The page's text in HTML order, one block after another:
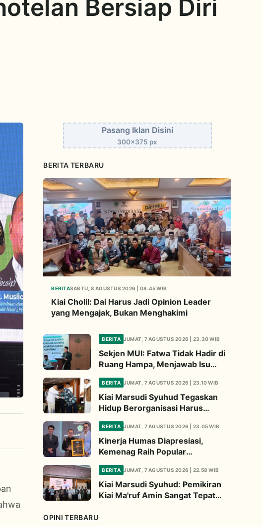
Bersiap Diri
Pasang Iklan Disini
300x375 px
BERITA TERBARU
BERITASABTU, 8 AGUSTUS 2026 | 08.45 WIB
Kiai Cholil: Dai Harus Jadi Opinion Leader
yang Mengajak, Bukan Menghakimi
BERITA JUMAT, 7 AGUSTUS 2026 | 23.30 WIB
Sekjen MUI: Fatwa Tidak Hadir di
Ruang Hampa, Menjawab Isu
Strategis Bangsa
BERITA JUMAT, 7 AGUSTUS 2026 | 23.10 WIB
Kiai Marsudi Syuhud Tegaskan
Hidup Berorganisasi Harus
Tinggalkan Legacy Amal Saleh
BERITA JUMAT, 7 AGUSTUS 2026 | 23.05 WIB
Kinerja Humas Diapresiasi,
Kemenag Raih Popular
Government Institutions Award
2026
BERITA JUMAT, 7 AGUSTUS 2026 | 22.58 WIB
Kiai Marsudi Syuhud: Pemikiran
Kiai Ma'ruf Amin Sangat Tepat
OPINI TERBARU